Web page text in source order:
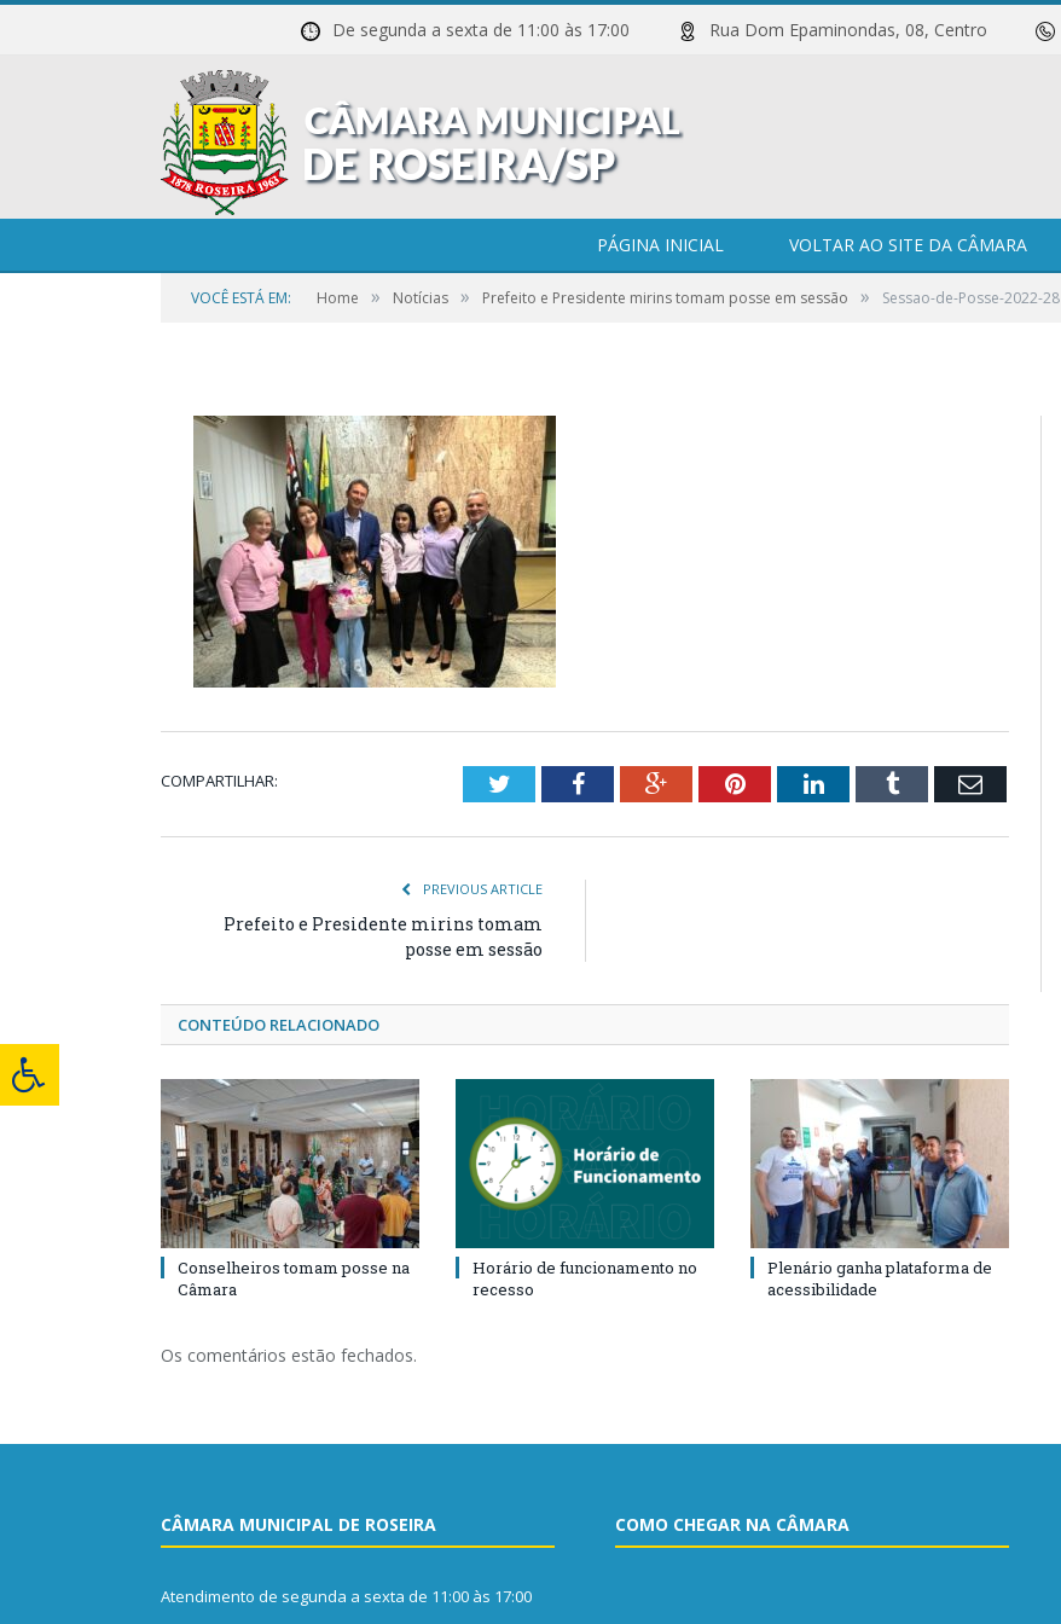
De segunda a sexta de 11:00 às 17:00 Rua Dom Epaminondas, 08, Centro
PÁGINA INICIAL VOLTAR AO SITE DA CÂMARA
VOCÊ ESTÁ EM: Home » Notícias » Prefeito e Presidente mirins tomam posse em sessão » Sessao-de-Posse-2022-28
Sessao-de-Posse-2022-28
COMPARTILHAR: TwitterFacebookGoogle+PinterestLinkedInTumblr Email
PREVIOUS ARTICLE
Prefeito e Presidente mirins tomam
posse em sessão
CONTEÚDO RELACIONADO
Conselheiros tomam posse na
Câmara
Horário de funcionamento no
recesso
Plenário ganha plataforma de
acessibilidade
Os comentários estão fechados.
CÂMARA MUNICIPAL DE ROSEIRA
Atendimento de segunda a sexta de 11:00 às 17:00
COMO CHEGAR NA CÂMARA